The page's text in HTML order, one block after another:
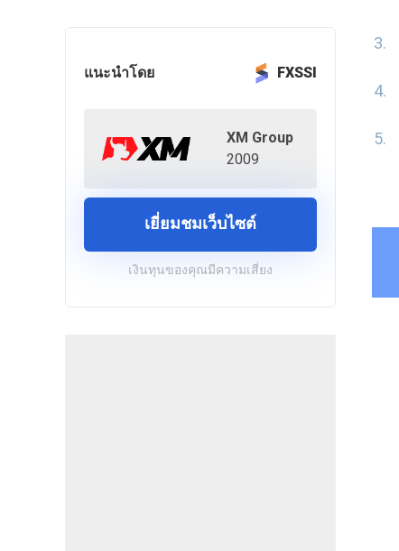
แนะนำโดย FXSSI
XM Group
2009
เยี่ยมชมเว็บไซต์
เงินทุนของคุณมีความเสี่ยง